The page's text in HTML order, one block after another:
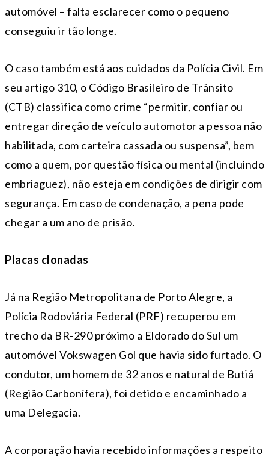
automóvel – falta esclarecer como o pequeno
conseguiu ir tão longe.
O caso também está aos cuidados da Polícia Civil. Em
seu artigo 310, o Código Brasileiro de Trânsito
(CTB) classifica como crime “permitir, confiar ou
entregar direção de veículo automotor a pessoa não
habilitada, com carteira cassada ou suspensa”, bem
como a quem, por questão física ou mental (incluindo
embriaguez), não esteja em condições de dirigir com
segurança. Em caso de condenação, a pena pode
chegar a um ano de prisão.
Placas clonadas
Já na Região Metropolitana de Porto Alegre, a
Polícia Rodoviária Federal (PRF) recuperou em
trecho da BR-290 próximo a Eldorado do Sul um
automóvel Vokswagen Gol que havia sido furtado. O
condutor, um homem de 32 anos e natural de Butiá
(Região Carbonífera), foi detido e encaminhado a
uma Delegacia.
A corporação havia recebido informações a respeito